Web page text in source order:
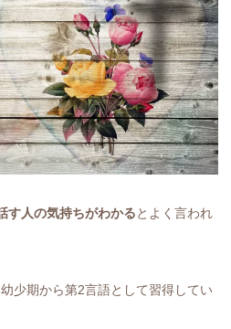
す人の気持ちがわかるとよく言われ
少期から第2言語として習得してい